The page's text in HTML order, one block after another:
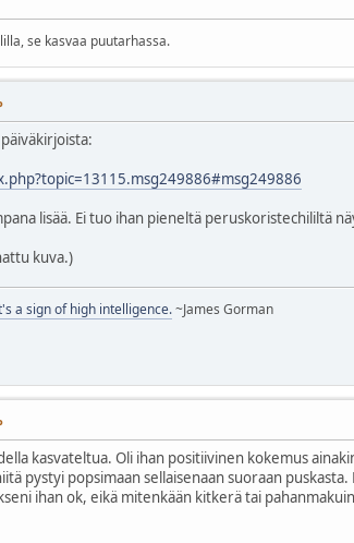
se kasvaa puutarhassa.
lisää. Ei tuo ihan pieneltä peruskoristechililtä
kuva.)
a sign of high intelligence.~James Gorman
kasvateltua. Oli ihan positiivinen kokemus
pystyi popsimaan sellaisenaan suoraan
ihan ok, eikä mitenkään kitkerä tai